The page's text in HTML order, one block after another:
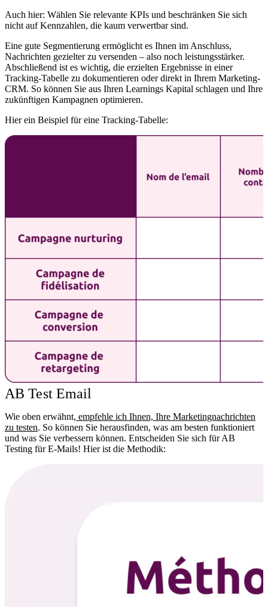
Auch hier: Wählen Sie relevante KPIs und beschränken Sie sich
nicht auf Kennzahlen, die kaum verwertbar sind.
Eine gute Segmentierung ermöglicht es Ihnen im Anschluss,
Nachrichten gezielter zu versenden – also noch leistungsstärker.
Abschließend ist es wichtig, die erzielten Ergebnisse in einer
Tracking-Tabelle zu dokumentieren oder direkt in Ihrem Marketing-
CRM. So können Sie aus Ihren Learnings Kapital schlagen und Ihre
zukünftigen Kampagnen optimieren.
Hier ein Beispiel für eine Tracking-Tabelle:
AB Test Email
Wie oben erwähnt, empfehle ich Ihnen, Ihre Marketingnachrichten
zu testen. So können Sie herausfinden, was am besten funktioniert
und was Sie verbessern können. Entscheiden Sie sich für AB
Testing für E-Mails! Hier ist die Methodik: